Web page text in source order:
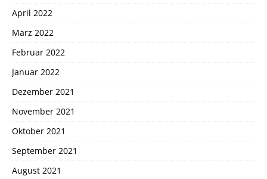
April 2022
März 2022
Februar 2022
Januar 2022
Dezember 2021
November 2021
Oktober 2021
September 2021
August 2021